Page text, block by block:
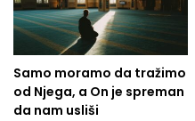
Samo moramo da tražimo
od Njega, a On je spreman
da nam usliši